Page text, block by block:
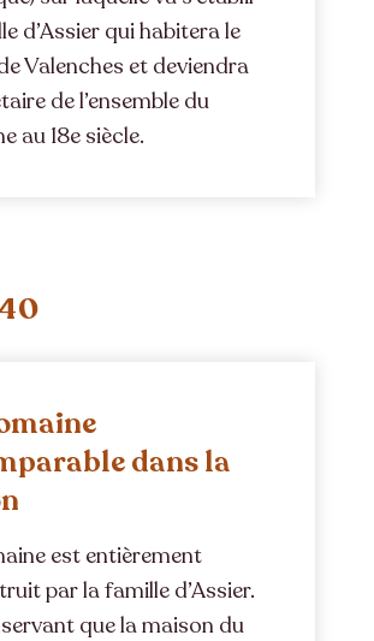
d’Assier qui habitera le
Valenches et deviendra
de l’ensemble du
au 18e siècle.
dans la
est entièrement
par la famille d’Assier.
que la maison du